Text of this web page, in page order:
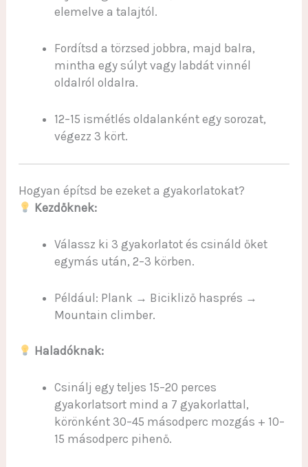
elemelve a talajtól.
Fordítsd a törzsed jobbra, majd balra,
mintha egy súlyt vagy labdát vinnél
oldalról oldalra.
12–15 ismétlés oldalanként egy sorozat,
végezz 3 kört.
Hogyan építsd be ezeket a gyakorlatokat?
Kezdőknek:
Válassz ki 3 gyakorlatot és csináld őket
egymás után, 2–3 körben.
Például: Plank → Bicikliző hasprés →
Mountain climber.
Haladóknak:
Csinálj egy teljes 15–20 perces
gyakorlatsort mind a 7 gyakorlattal,
körönként 30–45 másodperc mozgás + 10–
15 másodperc pihenő.